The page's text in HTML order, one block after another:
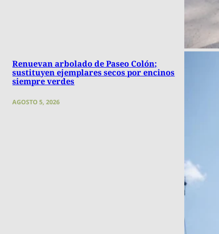
Renuevan arbolado de Paseo Colón;
sustituyen ejemplares secos por encinos
siempre verdes
AGOSTO 5, 2026